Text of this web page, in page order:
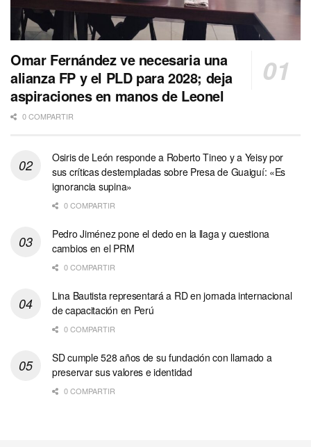
Omar Fernández ve necesaria una
alianza FP y el PLD para 2028; deja
aspiraciones en manos de Leonel
0 COMPARTIR
Osiris de León responde a Roberto Tineo y a Yeisy por
sus críticas destempladas sobre Presa de Guaiguí: «Es
ignorancia supina»
0 COMPARTIR
Pedro Jiménez pone el dedo en la llaga y cuestiona
cambios en el PRM
0 COMPARTIR
Lina Bautista representará a RD en jornada internacional
de capacitación en Perú
0 COMPARTIR
SD cumple 528 años de su fundación con llamado a
preservar sus valores e identidad
0 COMPARTIR